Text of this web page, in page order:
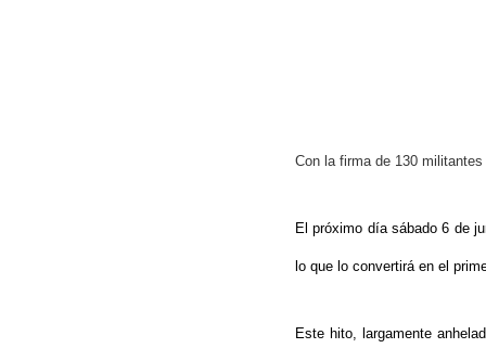
Hit enter to search or ESC to close
Con la firma de 130
El próximo día sábado 6 de
lo que lo convertirá en el
Este hito, largamente